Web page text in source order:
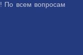
По всем вопросам